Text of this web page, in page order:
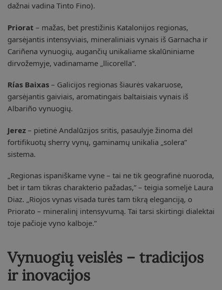
dažnai vadina Tinto Fino).
Priorat – mažas, bet prestižinis Katalonijos regionas,
garsėjantis intensyviais, mineraliniais vynais iš Garnacha ir
Cariñena vynuogių, augančių unikaliame skalūniniame
dirvožemyje, vadinamame „llicorella”.
Rías Baixas – Galicijos regionas šiaurės vakaruose,
garsėjantis gaiviais, aromatingais baltaisiais vynais iš
Albariño vynuogių.
Jerez – pietinė Andalūzijos sritis, pasaulyje žinoma dėl
fortifikuotų sherry vynų, gaminamų unikalia „solera”
sistema.
„Regionas ispaniškame vyne – tai ne tik geografinė nuoroda,
bet ir tam tikras charakterio pažadas,” – teigia someljė Laura
Diaz. „Riojos vynas visada turės tam tikrą eleganciją, o
Priorato – mineralinį intensyvumą. Tai tarsi skirtingi dialektai
toje pačioje vyno kalboje.”
Vynuogių veislės – tradicijos
ir inovacijos